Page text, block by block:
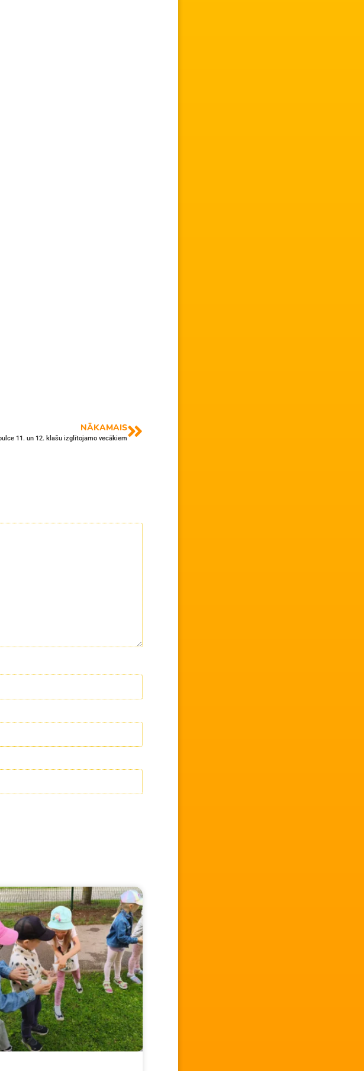
NĀKAMAIS
11. un 12. klašu izglītojamo vecākiem